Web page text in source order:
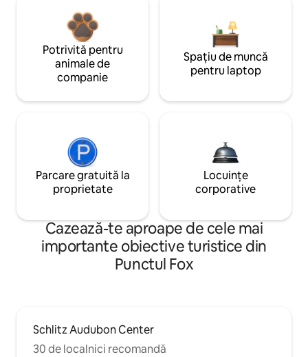
Potrivită pentru
animale de
companie
Spațiu de muncă
pentru laptop
Parcare gratuită la
proprietate
Locuințe
corporative
Cazează-te aproape de cele mai
importante obiective turistice din
Punctul Fox
Schlitz Audubon Center
30 de localnici recomandă